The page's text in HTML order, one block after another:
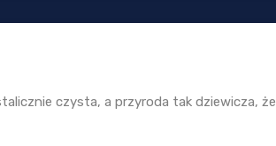
czysta, a przyroda tak dziewicza, że